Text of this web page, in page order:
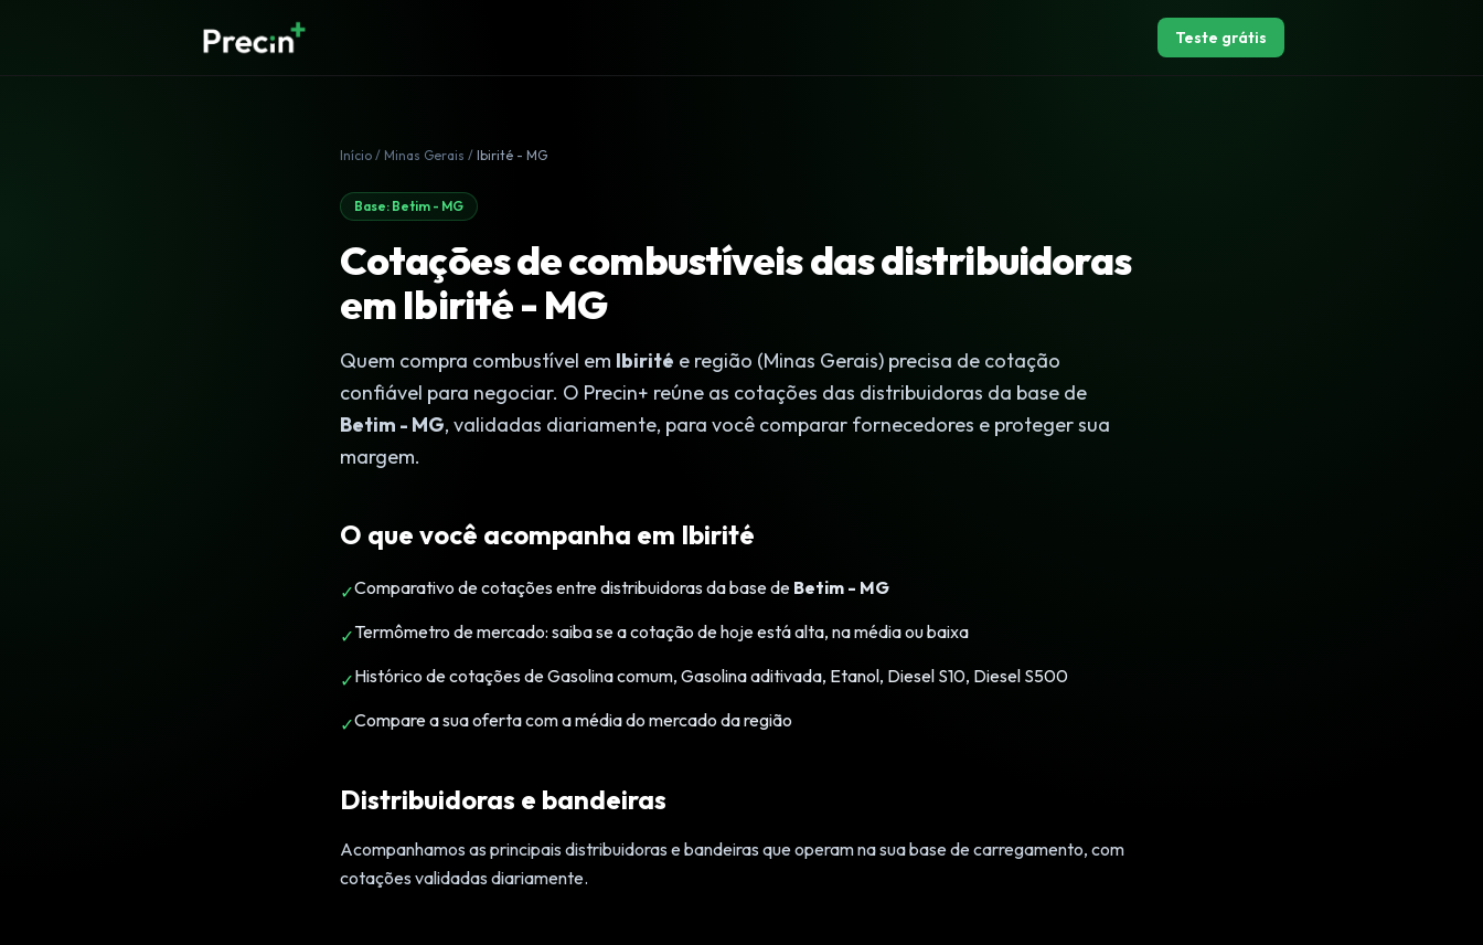
Teste grátis
Início / Minas Gerais / Ibirité - MG
Base: Betim - MG
Cotações de combustíveis das distribuidoras
em Ibirité - MG
Quem compra combustível em Ibirité e região (Minas Gerais) precisa de cotação
confiável para negociar. O Precin+ reúne as cotações das distribuidoras da base de
Betim - MG, validadas diariamente, para você comparar fornecedores e proteger sua
margem.
O que você acompanha em Ibirité
✓Comparativo de cotações entre distribuidoras da base de Betim - MG
✓Termômetro de mercado: saiba se a cotação de hoje está alta, na média ou baixa
✓Histórico de cotações de Gasolina comum, Gasolina aditivada, Etanol, Diesel S10, Diesel S500
✓Compare a sua oferta com a média do mercado da região
Distribuidoras e bandeiras
Acompanhamos as principais distribuidoras e bandeiras que operam na sua base de carregamento, com
cotações validadas diariamente.